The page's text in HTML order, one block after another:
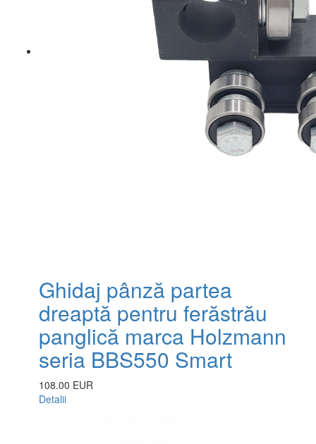
Ghidaj pânză partea
dreaptă pentru ferăstrău
panglică marca Holzmann
seria BBS550 Smart
108.00 EUR
Detalii